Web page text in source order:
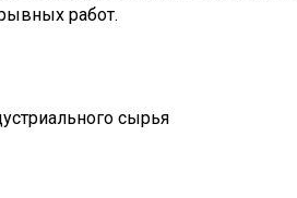
работ.
сырья